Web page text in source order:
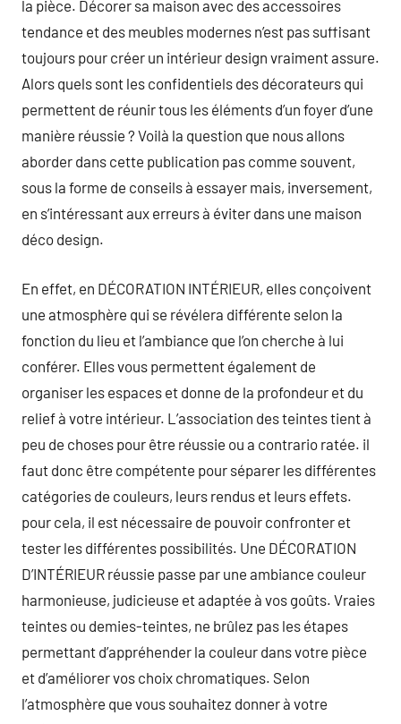
la pièce. Décorer sa maison avec des accessoires
tendance et des meubles modernes n’est pas suffisant
toujours pour créer un intérieur design vraiment assure.
Alors quels sont les confidentiels des décorateurs qui
permettent de réunir tous les éléments d’un foyer d’une
manière réussie ? Voilà la question que nous allons
aborder dans cette publication pas comme souvent,
sous la forme de conseils à essayer mais, inversement,
en s’intéressant aux erreurs à éviter dans une maison
déco design.
En effet, en DÉCORATION INTÉRIEUR, elles conçoivent
une atmosphère qui se révélera différente selon la
fonction du lieu et l’ambiance que l’on cherche à lui
conférer. Elles vous permettent également de
organiser les espaces et donne de la profondeur et du
relief à votre intérieur. L’association des teintes tient à
peu de choses pour être réussie ou a contrario ratée. il
faut donc être compétente pour séparer les différentes
catégories de couleurs, leurs rendus et leurs effets.
pour cela, il est nécessaire de pouvoir confronter et
tester les différentes possibilités. Une DÉCORATION
D’INTÉRIEUR réussie passe par une ambiance couleur
harmonieuse, judicieuse et adaptée à vos goûts. Vraies
teintes ou demies-teintes, ne brûlez pas les étapes
permettant d’appréhender la couleur dans votre pièce
et d’améliorer vos choix chromatiques. Selon
l’atmosphère que vous souhaitez donner à votre